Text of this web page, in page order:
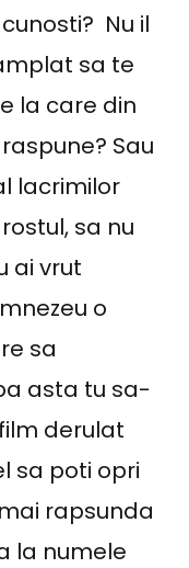
Nu il
sa te
la care din
Sau
lacrimilor
sa nu
ai vrut
o
sa
asta tu sa-
derulat
sa poti opri
rapsunda
la numele